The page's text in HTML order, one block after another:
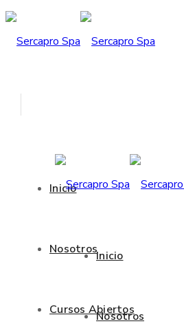
Inicio
Nosotros
Cursos Abiertos
Inicio
Nosotros